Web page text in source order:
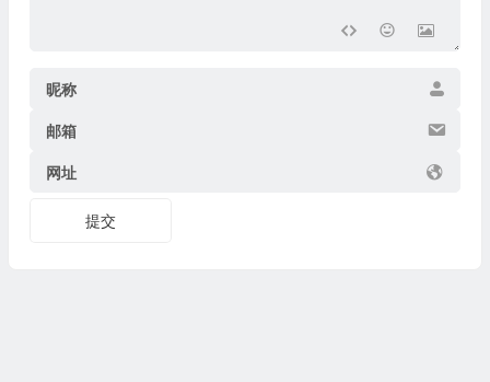
昵称
邮箱
网址
提交